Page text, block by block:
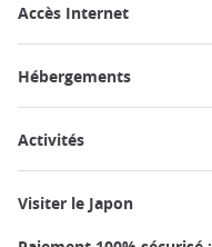
Accès Internet
Hébergements
Activités
Visiter le Japon